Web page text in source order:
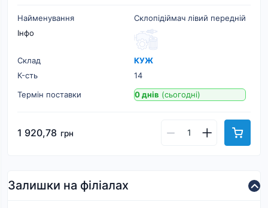
Найменування
Склопідіймач лівий передній
Інфо
Склад
КУЖ
К-cть
14
Термін поставки
0 днів (сьогодні)
1 920,78 грн
Залишки на філіалах